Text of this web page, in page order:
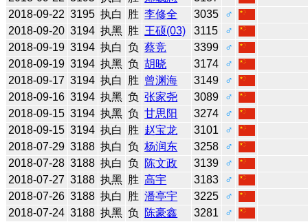
2018-09-22 3195 执白 胜 李修全 3035
♂
2018-09-20 3194 执黑 胜 王硕(03) 3115
♂
2018-09-19 3194 执白 负 蔡竞 3399
♂
2018-09-19 3194 执黑 负 胡晓 3174
♂
2018-09-17 3194 执白 胜 曾渊海 3149
♂
2018-09-16 3194 执黑 负 张家尧 3089
♂
2018-09-15 3194 执黑 负 甘思阳 3274
♂
2018-09-15 3194 执白 胜 赵宝龙 3101
♂
2018-07-29 3188 执白 负 杨润东 3258
♂
2018-07-28 3188 执白 负 陈文政 3139
♂
2018-07-27 3188 执黑 胜 高宇 3183
♂
2018-07-26 3188 执白 胜 潘亭宇 3225
♂
2018-07-24 3188 执黑 负 陈豪鑫 3281
♂